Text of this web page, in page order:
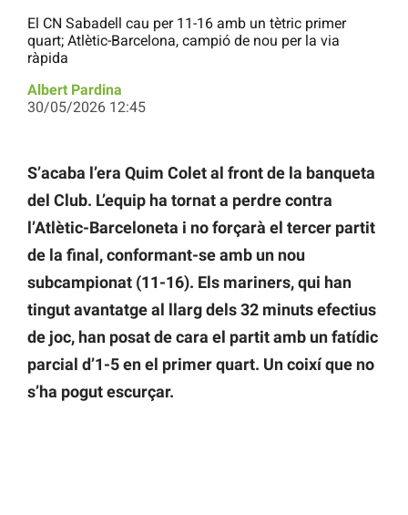
El CN Sabadell cau per 11-16 amb un tètric primer
quart; Atlètic-Barcelona, campió de nou per la via
ràpida
Albert Pardina
30/05/2026 12:45
S’acaba l’era Quim Colet al front de la banqueta
del Club. L’equip ha tornat a perdre contra
l’Atlètic-Barceloneta i no forçarà el tercer partit
de la final, conformant-se amb un nou
subcampionat (11-16). Els mariners, qui han
tingut avantatge al llarg dels 32 minuts efectius
de joc, han posat de cara el partit amb un fatídic
parcial d’1-5 en el primer quart. Un coixí que no
s’ha pogut escurçar.